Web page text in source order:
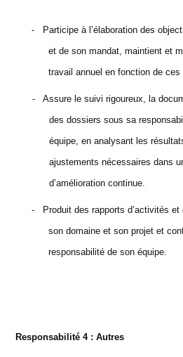
-
Participe à l’élaboration des
et de son mandat, maintient et
travail annuel en fonction de ces
-
Assure le suivi rigoureux, la
des dossiers sous sa
équipe, en analysant les
ajustements nécessaires dans
d’amélioration continue.
-
Produit des rapports d’activités et
son domaine et son projet et
responsabilité de son équipe.
Responsabilité 4 : Autres